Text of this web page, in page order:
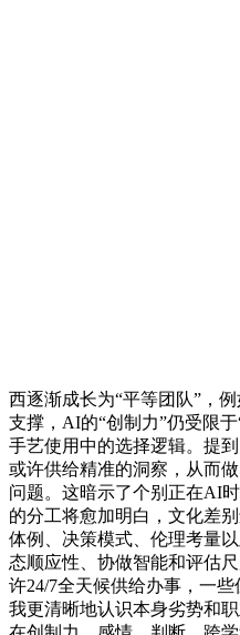
西逐渐成长为“平等团队”，
支撑，AI的“创制力”仍受限
手艺使用中的选择逻辑。提
或许供给精准的洞察，从而
问题。这暗示了个别正在AI
的分工将愈加明白，文化差
体例、决策模式、伦理考量
态顺应性、协做智能和评估
许24/7全天候供给办事，一
我更清晰地认识本身劣势和